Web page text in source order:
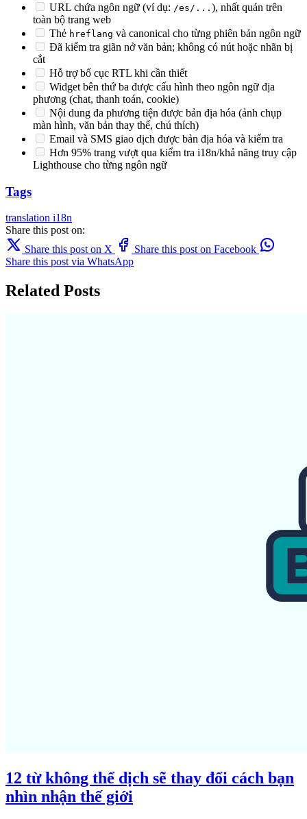
URL chứa ngôn ngữ (ví dụ: /es/... ), nhất quán trên
toàn bộ trang web
Thẻ hreflang và canonical cho từng phiên bản ngôn ngữ
Đã kiểm tra giãn nở văn bản; không có nút hoặc nhãn bị
cắt
Hỗ trợ bố cục RTL khi cần thiết
Widget bên thứ ba được cấu hình theo ngôn ngữ địa
phương (chat, thanh toán, cookie)
Nội dung đa phương tiện được bản địa hóa (ảnh chụp
màn hình, văn bản thay thế, chú thích)
Email và SMS giao dịch được bản địa hóa và kiểm tra
Hơn 95% trang vượt qua kiểm tra i18n/khả năng truy cập
Lighthouse cho từng ngôn ngữ
Tags
translation i18n
Share this post on:
Share this post on X
Share this post on Facebook
Share this post via WhatsApp
Related Posts
12 từ không thể dịch sẽ thay đổi cách bạn
nhìn nhận thế giới